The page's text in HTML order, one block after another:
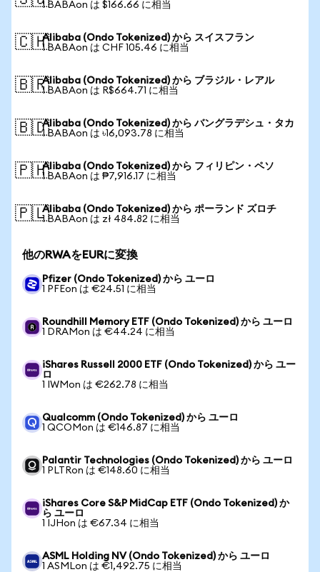
1 BABAon は $166.66 に相当
🇨🇭Alibaba (Ondo Tokenized) から スイスフラン
1 BABAon は CHF 105.46 に相当
🇧🇷Alibaba (Ondo Tokenized) から ブラジル・レアル
1 BABAon は R$664.71 に相当
🇧🇩Alibaba (Ondo Tokenized) から バングラデシュ・タカ
1 BABAon は ৳16,093.78 に相当
🇵🇭Alibaba (Ondo Tokenized) から フィリピン・ペソ
1 BABAon は ₱7,916.17 に相当
🇵🇱Alibaba (Ondo Tokenized) から ポーランド ズロチ
1 BABAon は zł 484.82 に相当
他のRWAをEURに変換
Pfizer (Ondo Tokenized) から ユーロ
1 PFEon は €24.51 に相当
Roundhill Memory ETF (Ondo Tokenized) から ユーロ
1 DRAMon は €44.24 に相当
iShares Russell 2000 ETF (Ondo Tokenized) から ユー
ロ
1 IWMon は €262.78 に相当
Qualcomm (Ondo Tokenized) から ユーロ
1 QCOMon は €146.87 に相当
Palantir Technologies (Ondo Tokenized) から ユーロ
1 PLTRon は €148.60 に相当
iShares Core S&P MidCap ETF (Ondo Tokenized) か
ら ユーロ
1 IJHon は €67.34 に相当
ASML Holding NV (Ondo Tokenized) から ユーロ
1 ASMLon は €1,492.75 に相当